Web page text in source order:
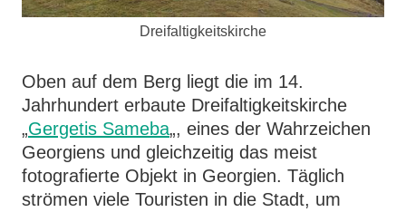
Dreifaltigkeitskirche
Oben auf dem Berg liegt die im 14.
Jahrhundert erbaute Dreifaltigkeitskirche
„Gergetis Sameba„, eines der Wahrzeichen
Georgiens und gleichzeitig das meist
fotografierte Objekt in Georgien. Täglich
strömen viele Touristen in die Stadt, um